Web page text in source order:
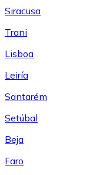
Siracusa
Trani
Lisboa
Leiría
Santarém
Setúbal
Beja
Faro